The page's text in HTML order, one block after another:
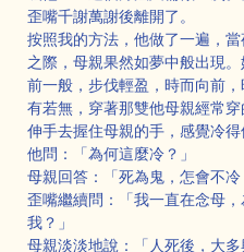
歪嘴千謝萬謝後離開了。
按照我的方法，他做了一遍，
之際，母親果然如夢中般出現
前一般，步伐輕盈，時而向前
有若無，穿著那雙他母親經常
伸手去握住母親的手，感覺冷得
他問：「為何這麼冷？」
母親回答：「死為鬼，怎會不冷
歪嘴繼續問：「我一直在念母
我？」
母親淡淡地說：「人死後，大